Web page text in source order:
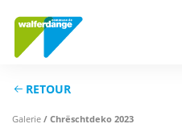
RETOUR
Galerie / Chrëschtdeko 2023